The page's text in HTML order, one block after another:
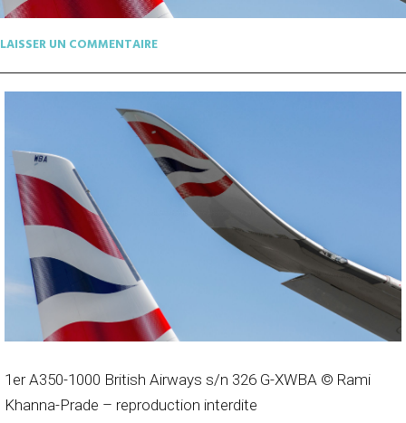
LAISSER UN COMMENTAIRE
1er A350-1000 British Airways s/n 326 G-XWBA © Rami
Khanna-Prade – reproduction interdite